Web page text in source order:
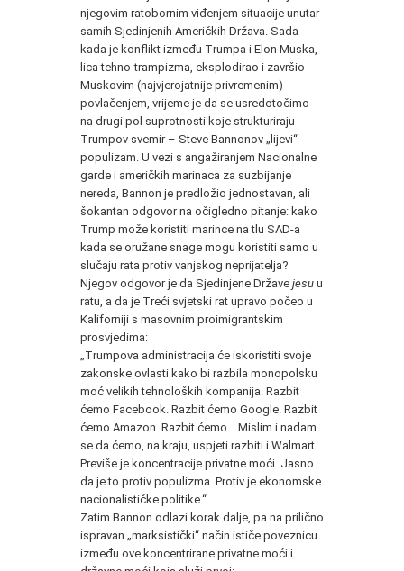
njegovim ratobornim viđenjem situacije unutar
samih Sjedinjenih Američkih Država. Sada
kada je konflikt između Trumpa i Elon Muska,
lica tehno-trampizma, eksplodirao i završio
Muskovim (najvjerojatnije privremenim)
povlačenjem, vrijeme je da se usredotočimo
na drugi pol suprotnosti koje strukturiraju
Trumpov svemir – Steve Bannonov „lijevi“
populizam. U vezi s angažiranjem Nacionalne
garde i američkih marinaca za suzbijanje
nereda, Bannon je predložio jednostavan, ali
šokantan odgovor na očigledno pitanje: kako
Trump može koristiti marince na tlu SAD-a
kada se oružane snage mogu koristiti samo u
slučaju rata protiv vanjskog neprijatelja?
Njegov odgovor je da Sjedinjene Države jesu u
ratu, a da je Treći svjetski rat upravo počeo u
Kaliforniji s masovnim proimigrantskim
prosvjedima:
„Trumpova administracija će iskoristiti svoje
zakonske ovlasti kako bi razbila monopolsku
moć velikih tehnoloških kompanija. Razbit
ćemo Facebook. Razbit ćemo Google. Razbit
ćemo Amazon. Razbit ćemo… Mislim i nadam
se da ćemo, na kraju, uspjeti razbiti i Walmart.
Previše je koncentracije privatne moći. Jasno
da je to protiv populizma. Protiv je ekonomske
nacionalističke politike.“
Zatim Bannon odlazi korak dalje, pa na prilično
ispravan „marksistički“ način ističe poveznicu
između ove koncentrirane privatne moći i